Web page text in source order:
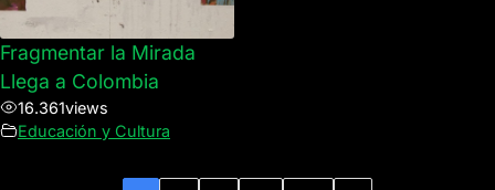
Fragmentar la Mirada
Llega a Colombia
16.361views
Educación y Cultura